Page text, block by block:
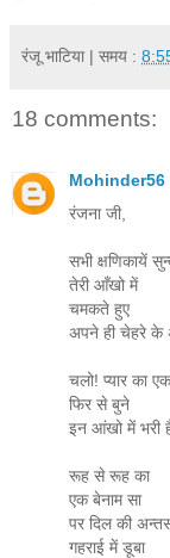
रंजू भाटिया | समय :
18 comments:
Mohinder56
रंजना जी,
सभी क्षणिकायें
तेरी आँखो में
चमकते हुए
अपने ही चेहरे के
चलो! प्यार का
फिर से बुने
इन आंखो में भरी है
रूह से रूह का
एक बेनाम सा
पर दिल की
गहराई में डूबा